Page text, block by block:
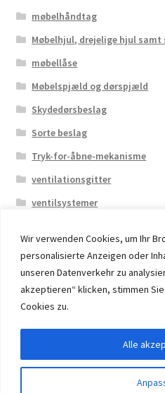
Wir verwenden Cookies, um Ihr
personalisierte Anzeigen oder
unseren Datenverkehr zu
akzeptieren“ klicken, stimmen
Cookies zu.
Alle
møbelhåndtag
Møbelhjul, drejelige hjul
møbellåse
Møbelspjæld og dørspjæld
Skydedørsbeslag
Sorte beslag
Tryk-for-åbne-mekanisme
ventilationsgitter
ventilsystemer
© 2026 Eruon Trade UG,